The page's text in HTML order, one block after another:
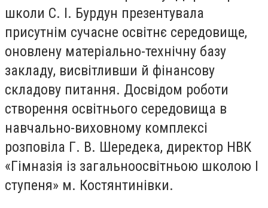
школи С. І. Бурдун презентувала
присутнім сучасне освітнє середовище,
оновлену матеріально-технічну базу
закладу, висвітливши й фінансову
складову питання. Досвідом роботи
створення освітнього середовища в
навчально-виховному комплексі
розповіла Г. В. Шередека, директор НВК
«Гімназія із загальноосвітньою школою І
ступеня» м. Костянтинівки.